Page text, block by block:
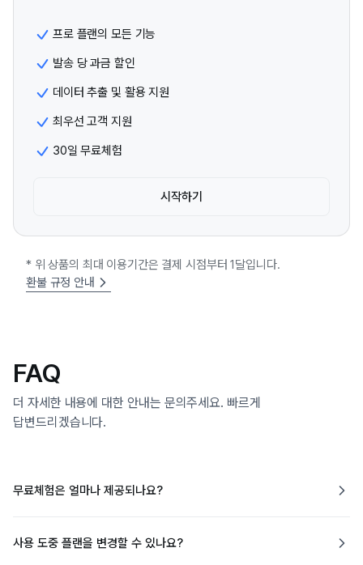
프로 플랜의 모든 기능
발송 당 과금 할인
데이터 추출 및 활용 지원
최우선 고객 지원
30일 무료체험
시작하기
* 위 상품의 최대 이용기간은 결제 시점부터 1달입니다.
환불 규정 안내
FAQ
더 자세한 내용에 대한 안내는 문의주세요. 빠르게
답변드리겠습니다.
무료체험은 얼마나 제공되나요?
사용 도중 플랜을 변경할 수 있나요?